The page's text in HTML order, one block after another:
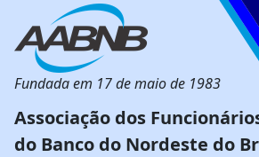
Fundada em 17 de maio de 1983
Associação dos
do Banco do Nordeste do